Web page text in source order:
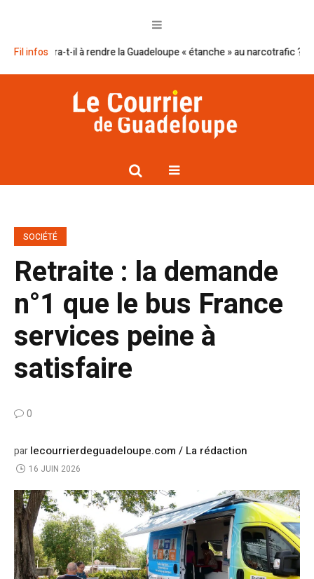
Fil infos
t-il à rendre la Guadeloupe « étanche » au narcotrafic ? Cap
SOCIÉTÉ
Retraite : la demande
n°1 que le bus France
services peine à
satisfaire
0
parlecourrierdeguadeloupe.com / La rédaction
16 JUIN 2026